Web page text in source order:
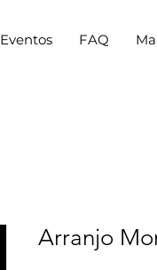
Eventos FAQ
Arranjo